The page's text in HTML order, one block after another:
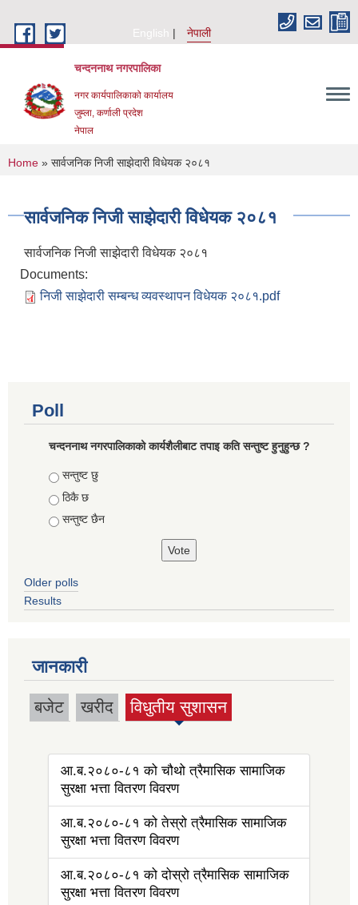
English
नेपाली
चन्दननाथ नगरपालिका
नगर कार्यपालिकाको कार्यालय
जुम्ला, कर्णाली प्रदेश
नेपाल
You are here
Home » सार्वजनिक निजी साझेदारी विधेयक २०८१
सार्वजनिक निजी साझेदारी विधेयक २०८१
सार्वजनिक निजी साझेदारी विधेयक २०८१
Documents:
निजी साझेदारी सम्बन्ध व्यवस्थापन विधेयक २०८१.pdf
Poll
चन्दननाथ नगरपालिकाको कार्यशैलीबाट तपाइ कति सन्तुष्ट हुनुहुन्छ ?
Choices
सन्तुष्ट छु
ठिकै छ
सन्तुष्ट छैन
Older polls
Results
जानकारी
बजेट खरीद विधुतीय सुशासन
(active tab)
आ.ब.२०८०-८१ को चौथो त्रैमासिक सामाजिक
सुरक्षा भत्ता वितरण विवरण
आ.ब.२०८०-८१ को तेस्रो त्रैमासिक सामाजिक
सुरक्षा भत्ता वितरण विवरण
आ.ब.२०८०-८१ को दोस्रो त्रैमासिक सामाजिक
सुरक्षा भत्ता वितरण विवरण